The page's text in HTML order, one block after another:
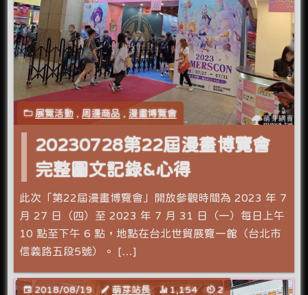
展覽活動 ,周邊商品, 漫畫博覽會
20230728第22屆漫畫博覽會
完整圖文記錄&心得
此次「第22屆漫畫博覽會」開放參觀時間為 2023 年 7
月 27 日（四）至 2023 年 7 月 31 日（一）每日上午
10 點至下午 6 點，地點在台北世貿展覽一館（台北市
信義路五段5號）。 […]
2018/08/19 萌芽站長 1,154 2